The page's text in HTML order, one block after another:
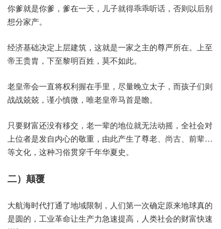
你爹就是你爹，爹在一天，儿子就得乖乖听话，否则以后别
想分家产。
经济基础决定上层建筑，这就是一家之主的尊严所在。上至
帝王贵胄，下至黎明百姓，莫不如此。
老皇帝会一直将权利握在手里，尽量晚立太子，而孩子们则
战战兢兢，谨小慎微，唯老皇帝马首是瞻。
只要财富还没有移交，老一辈的地位就无法动摇，全社会对
上位者是发自内心的敬重，由此产生了尊老、尚古、前辈…
等文化，这种习俗贯穿千年华夏史。
二）颠覆
大航海时代打通了地域限制，人们第一次确定原来地球真的
是圆的，工业革命让生产力急速提高，人类社会的财富快速